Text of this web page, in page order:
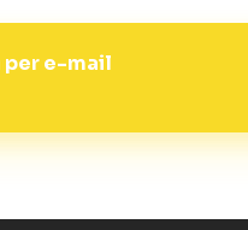
per e-mail